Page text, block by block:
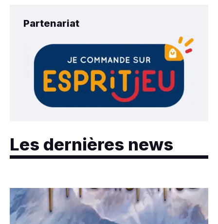
Partenariat
Les dernières news